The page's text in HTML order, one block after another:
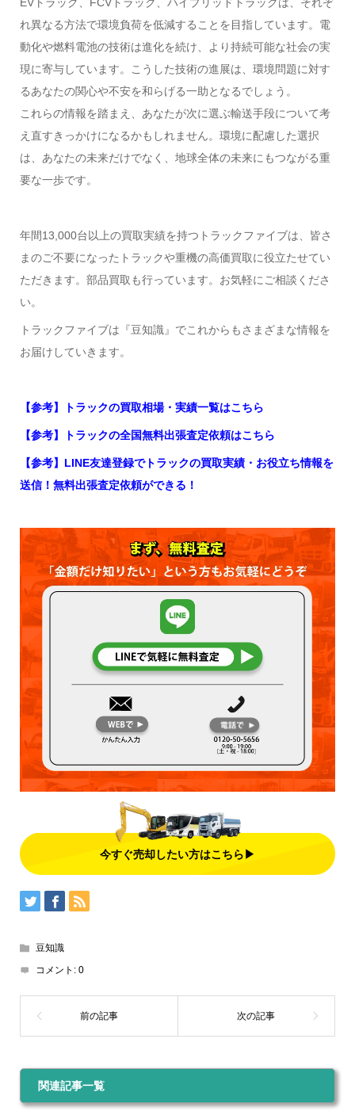
れ異なる方法で環境負荷を低減することを目指しています。電
動化や燃料電池の技術は進化を続け、より持続可能な社会の実
現に寄与しています。こうした技術の進展は、環境問題に対す
るあなたの関心や不安を和らげる一助となるでしょう。
これらの情報を踏まえ、あなたが次に選ぶ輸送手段について考
え直すきっかけになるかもしれません。環境に配慮した選択
は、あなたの未来だけでなく、地球全体の未来にもつながる重
要な一歩です。
年間13,000台以上の買取実績を持つトラックファイブは、皆さ
まのご不要になったトラックや重機の高価買取に役立たせてい
ただきます。部品買取も行っています。お気軽にご相談くださ
い。
トラックファイブは『豆知識』でこれからもさまざまな情報を
お届けしていきます。
【参考】トラックの買取相場・実績一覧はこちら
【参考】トラックの全国無料出張査定依頼はこちら
【参考】LINE友達登録でトラックの買取実績・お役立ち情報を
送信！無料出張査定依頼ができる！
今すぐ売却したい方はこちら▶
豆知識
コメント: 0
関連記事一覧